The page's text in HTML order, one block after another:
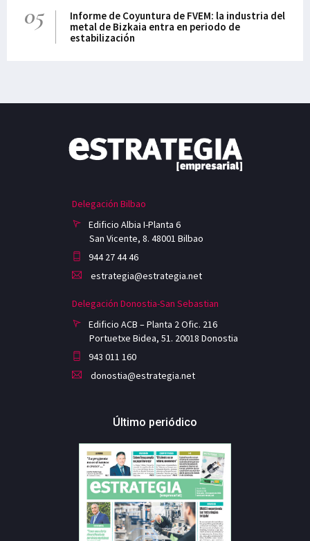
05
Informe de Coyuntura de FVEM: la industria del
metal de Bizkaia entra en periodo de
estabilización
Delegación Bilbao
Edificio Albia I-Planta 6
San Vicente, 8. 48001 Bilbao
944 27 44 46
estrategia@estrategia.net
Delegación Donostia-San Sebastian
Edificio ACB – Planta 2 Ofic. 216
Portuetxe Bidea, 51. 20018 Donostia
943 011 160
donostia@estrategia.net
Último periódico